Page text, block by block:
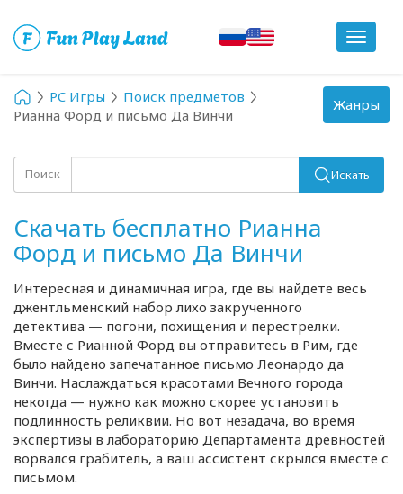
Toggle
PC Игры
Поиск предметов
Рианна Форд и письмо Да Винчи
Поиск Искать
Скачать бесплатно Рианна
Форд и письмо Да Винчи
Интересная и динамичная игра, где вы найдете весь
джентльменский набор лихо закрученного
детектива — погони, похищения и перестрелки.
Вместе с Рианной Форд вы отправитесь в Рим, где
было найдено запечатанное письмо Леонардо да
Винчи. Наслаждаться красотами Вечного города
некогда — нужно как можно скорее установить
подлинность реликвии. Но вот незадача, во время
экспертизы в лабораторию Департамента древностей
ворвался грабитель, а ваш ассистент скрылся вместе с
письмом.
Toggle
navigation
Жанры